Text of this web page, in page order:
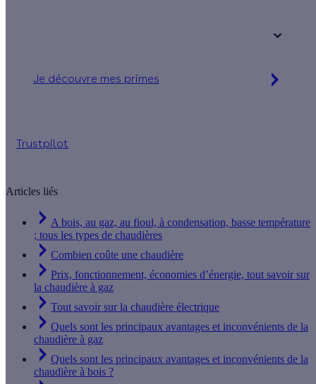
Je découvre mes primes
Trustpilot
Articles liés
A bois, au gaz, au fioul, à condensation, basse température
; tous les types de chaudières
Combien coûte une chaudière
Prix, fonctionnement, économies d’énergie, tout savoir sur
la chaudière à gaz
Tout savoir sur la chaudière électrique
Quels sont les principaux avantages et inconvénients de la
chaudière à gaz
Quels sont les principaux avantages et inconvénients de la
chaudière à bois ?